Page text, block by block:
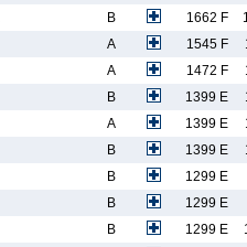
B 1662 F
A 1545 F
A 1472 F
B 1399 E
A 1399 E
B 1399 E
B
1299 E
B
1299 E
B 1299 E